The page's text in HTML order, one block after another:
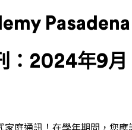
Pasadena
：2024年9月